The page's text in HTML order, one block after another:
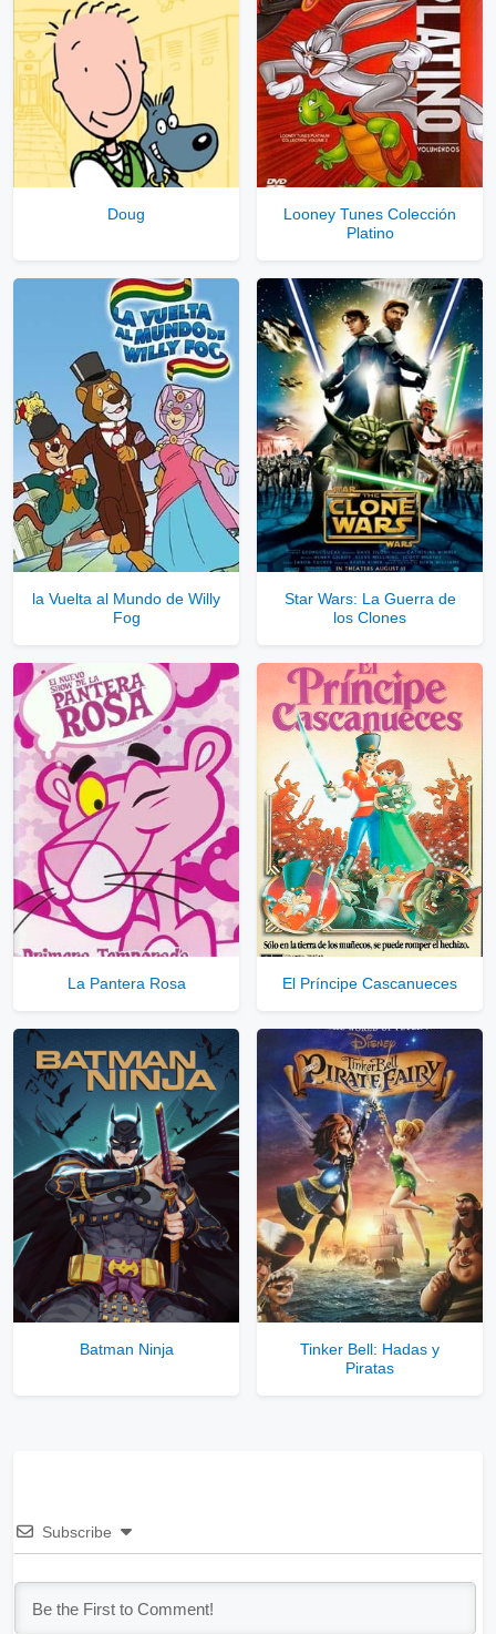
Ver Enlaces Privados VIP
Servidores directos
Solo disponible para usuarios registrados.
Comprar Cuenta VIP Aquí!
Doug
Looney Tunes Colección
Platino
la Vuelta al Mundo de Willy
Fog
Star Wars: La Guerra de
los Clones
La Pantera Rosa El Príncipe Cascanueces
Batman Ninja
Tinker Bell: Hadas y
Piratas
Subscribe